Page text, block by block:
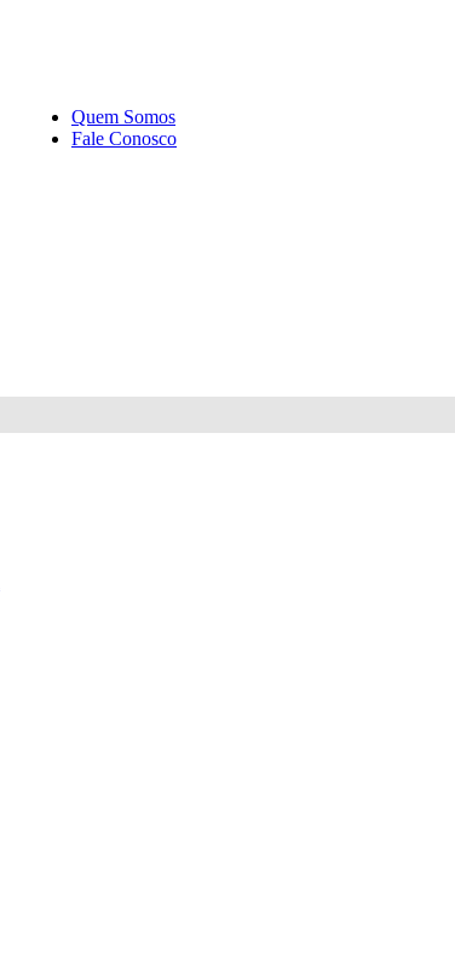
Quem Somos
Fale Conosco